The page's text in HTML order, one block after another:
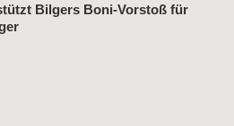
Bilgers Boni-Vorstoß für